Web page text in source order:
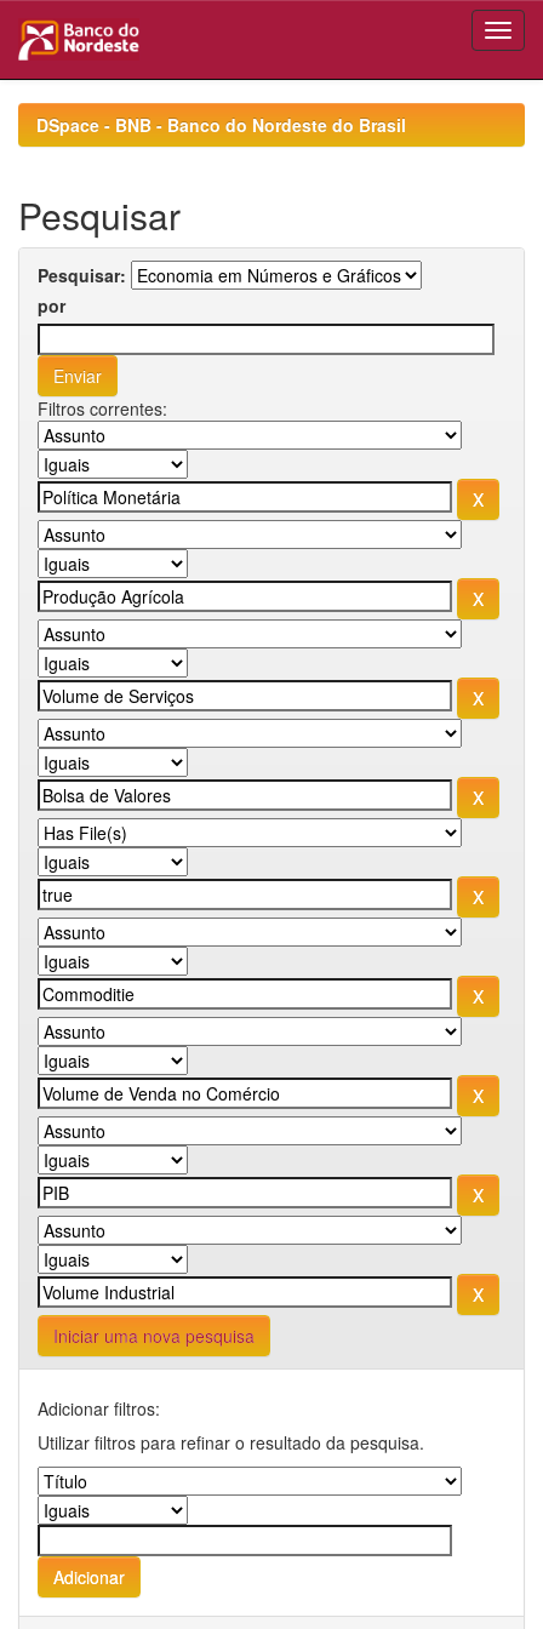
navigationDSpace - BNB - Banco do Nordeste do Brasil
Pesquisar
Pesquisar:
por
Filtros correntes:
Iniciar uma nova pesquisa
Adicionar filtros:
Utilizar filtros para refinar o resultado da pesquisa.